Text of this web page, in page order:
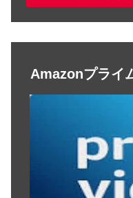
Amazonプライ